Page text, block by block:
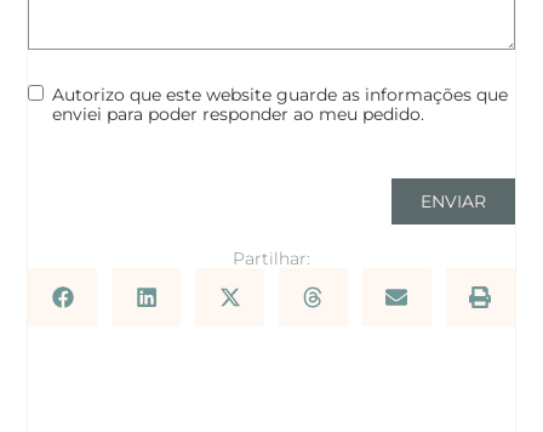
Autorizo que este website guarde as informações que
enviei para poder responder ao meu pedido.
ENVIAR
Partilhar: